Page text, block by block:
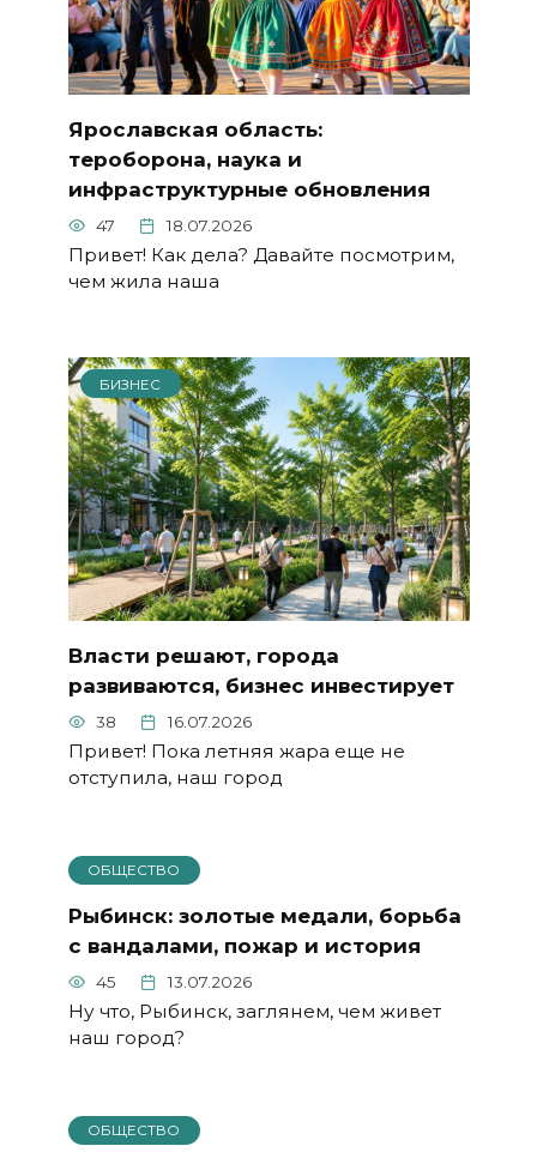
Ярославская область:
тероборона, наука и
инфраструктурные обновления
47 18.07.2026
Привет! Как дела? Давайте посмотрим,
чем жила наша
БИЗНЕС
Власти решают, города
развиваются, бизнес инвестирует
38 16.07.2026
Привет! Пока летняя жара еще не
отступила, наш город
ОБЩЕСТВО
Рыбинск: золотые медали, борьба
с вандалами, пожар и история
45 13.07.2026
Ну что, Рыбинск, заглянем, чем живет
наш город?
ОБЩЕСТВО